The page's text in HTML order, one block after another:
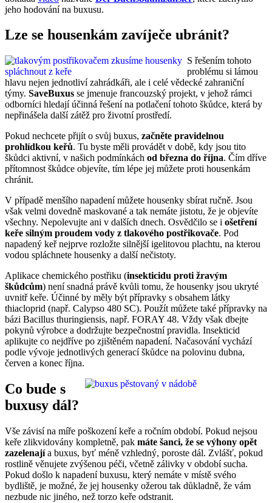
jeho hodování na buxusu.
Lze se housenkám zavíječe ubránit?
S řešením tohoto
problému si lámou
hlavu nejen jednotliví zahrádkáři, ale i celé vědecké zahraniční
týmy. SaveBuxus se jmenuje francouzský projekt, v jehož rámci
odborníci hledají účinná řešení na potlačení tohoto škůdce, která by
nepřinášela další zátěž pro životní prostředí.
Pokud nechcete přijít o svůj buxus, začněte pravidelnou
prohlídkou keřů. Tu byste měli provádět v době, kdy jsou tito
škůdci aktivní, v našich podmínkách od března do října. Čím dříve
přítomnost škůdce objevíte, tím lépe jej můžete proti housenkám
chránit.
V případě menšího napadení můžete housenky sbírat ručně. Jsou
však velmi dovedně maskované a tak nemáte jistotu, že je objevíte
všechny. Nepolevujte ani v dalších dnech. Osvědčilo se i ošetření
keře silným proudem vody z tlakového postřikovače. Pod
napadený keř nejprve rozložte silnější igelitovou plachtu, na kterou
vodou spláchnete housenky a další nečistoty.
Aplikace chemického postřiku (insekticidu proti žravým
škůdcům) není snadná právě kvůli tomu, že housenky jsou ukryté
uvnitř keře. Účinné by měly být přípravky s obsahem látky
thiacloprid (např. Calypso 480 SC). Použít můžete také přípravky na
bázi Bacillus thuringiensis, např. FORAY 48. Vždy však dbejte
pokynů výrobce a dodržujte bezpečnostní pravidla. Insekticid
aplikujte co nejdříve po zjištěném napadení. Načasování vychází
podle vývoje jednotlivých generací škůdce na polovinu dubna,
červen a konec října.
Co bude s
buxusy dál?
Vše závisí na míře poškození keře a ročním období. Pokud nejsou
keře zlikvidovány kompletně, pak máte šanci, že se výhony opět
zazelenajía buxus, byť méně vzhledný, poroste dál. Zvlášť, pokud
rostlině věnujete zvýšenou péči, včetně zálivky v období sucha.
Pokud došlo k napadení buxusu, který nemáte v místě svého
bydliště, je možné, že jej housenky ožerou tak důkladně, že vám
nezbude nic jiného, než torzo keře odstranit.